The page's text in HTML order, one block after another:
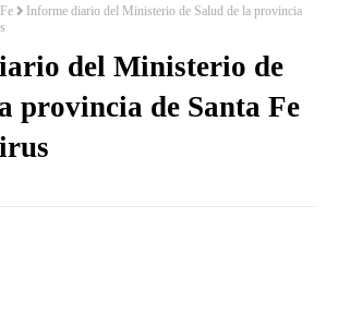
Informe diario del Ministerio de Salud de la provincia
del Ministerio de
provincia de Santa Fe